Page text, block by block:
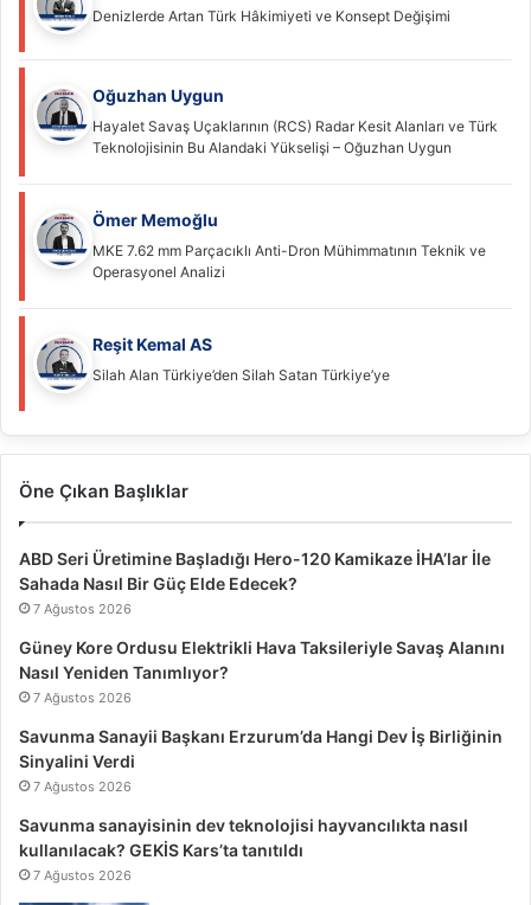
Denizlerde Artan Türk Hâkimiyeti ve Konsept Değişimi
Oğuzhan Uygun
Hayalet Savaş Uçaklarının (RCS) Radar Kesit Alanları ve Türk
Teknolojisinin Bu Alandaki Yükselişi – Oğuzhan Uygun
Ömer Memoğlu
MKE 7.62 mm Parçacıklı Anti-Dron Mühimmatının Teknik ve
Operasyonel Analizi
Reşit Kemal AS
Silah Alan Türkiye’den Silah Satan Türkiye’ye
Öne Çıkan Başlıklar
ABD Seri Üretimine Başladığı Hero-120 Kamikaze İHA’lar İle
Sahada Nasıl Bir Güç Elde Edecek?
7 Ağustos 2026
Güney Kore Ordusu Elektrikli Hava Taksileriyle Savaş Alanını
Nasıl Yeniden Tanımlıyor?
7 Ağustos 2026
Savunma Sanayii Başkanı Erzurum’da Hangi Dev İş Birliğinin
Sinyalini Verdi
7 Ağustos 2026
Savunma sanayisinin dev teknolojisi hayvancılıkta nasıl
kullanılacak? GEKİS Kars’ta tanıtıldı
7 Ağustos 2026